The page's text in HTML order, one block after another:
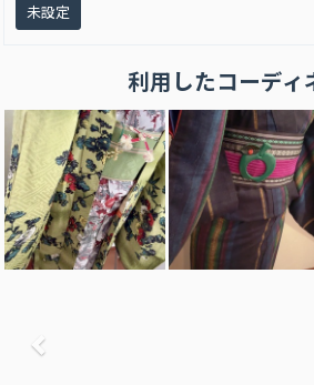
未設定
利用したコーディ